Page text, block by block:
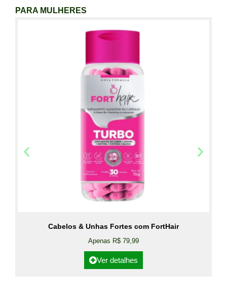
PARA MULHERES
Cabelos & Unhas Fortes com FortHair
Apenas R$ 79,99
Ver detalhes